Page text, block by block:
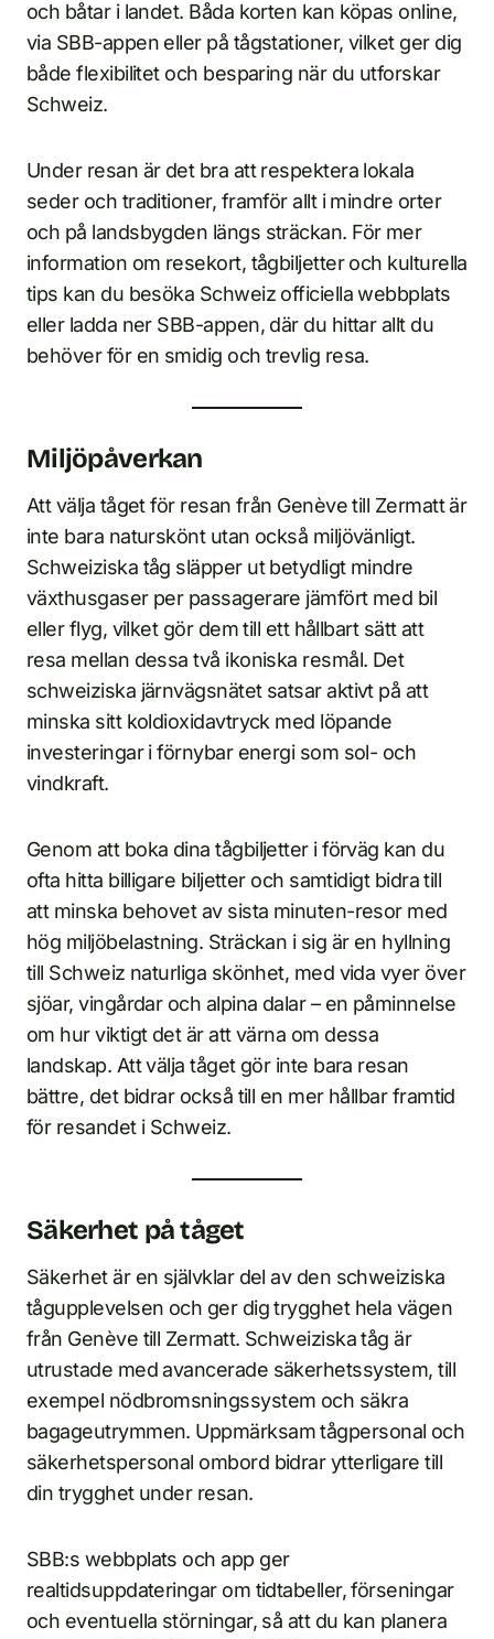
och båtar i landet. Båda korten kan köpas online,
via SBB-appen eller på tågstationer, vilket ger dig
både flexibilitet och besparing när du utforskar
Schweiz.
Under resan är det bra att respektera lokala
seder och traditioner, framför allt i mindre orter
och på landsbygden längs sträckan. För mer
information om resekort, tågbiljetter och kulturella
tips kan du besöka Schweiz officiella webbplats
eller ladda ner SBB-appen, där du hittar allt du
behöver för en smidig och trevlig resa.
Miljöpåverkan
Att välja tåget för resan från Genève till Zermatt är
inte bara naturskönt utan också miljövänligt.
Schweiziska tåg släpper ut betydligt mindre
växthusgaser per passagerare jämfört med bil
eller flyg, vilket gör dem till ett hållbart sätt att
resa mellan dessa två ikoniska resmål. Det
schweiziska järnvägsnätet satsar aktivt på att
minska sitt koldioxidavtryck med löpande
investeringar i förnybar energi som sol- och
vindkraft.
Genom att boka dina tågbiljetter i förväg kan du
ofta hitta billigare biljetter och samtidigt bidra till
att minska behovet av sista minuten-resor med
hög miljöbelastning. Sträckan i sig är en hyllning
till Schweiz naturliga skönhet, med vida vyer över
sjöar, vingårdar och alpina dalar – en påminnelse
om hur viktigt det är att värna om dessa
landskap. Att välja tåget gör inte bara resan
bättre, det bidrar också till en mer hållbar framtid
för resandet i Schweiz.
Säkerhet på tåget
Säkerhet är en självklar del av den schweiziska
tågupplevelsen och ger dig trygghet hela vägen
från Genève till Zermatt. Schweiziska tåg är
utrustade med avancerade säkerhetssystem, till
exempel nödbromsningssystem och säkra
bagageutrymmen. Uppmärksam tågpersonal och
säkerhetspersonal ombord bidrar ytterligare till
din trygghet under resan.
SBB:s webbplats och app ger
realtidsuppdateringar om tidtabeller, förseningar
och eventuella störningar, så att du kan planera